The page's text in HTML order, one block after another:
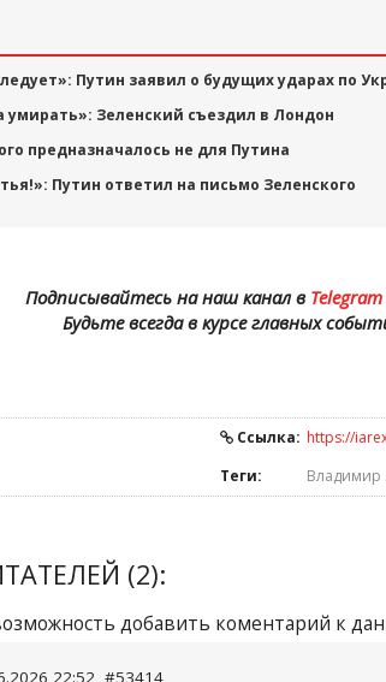
Путин заявил о будущих ударах по
умирать»: Зеленский съездил в Лондон
предназначалось не для Путина
Путин ответил на письмо Зеленского
Подписывайтесь на наш канал в Telegram
Будьте всегда в курсе главных
Ссылка: https://
Теги: Владимир
(2):
добавить коментарий к
22:52, #53414